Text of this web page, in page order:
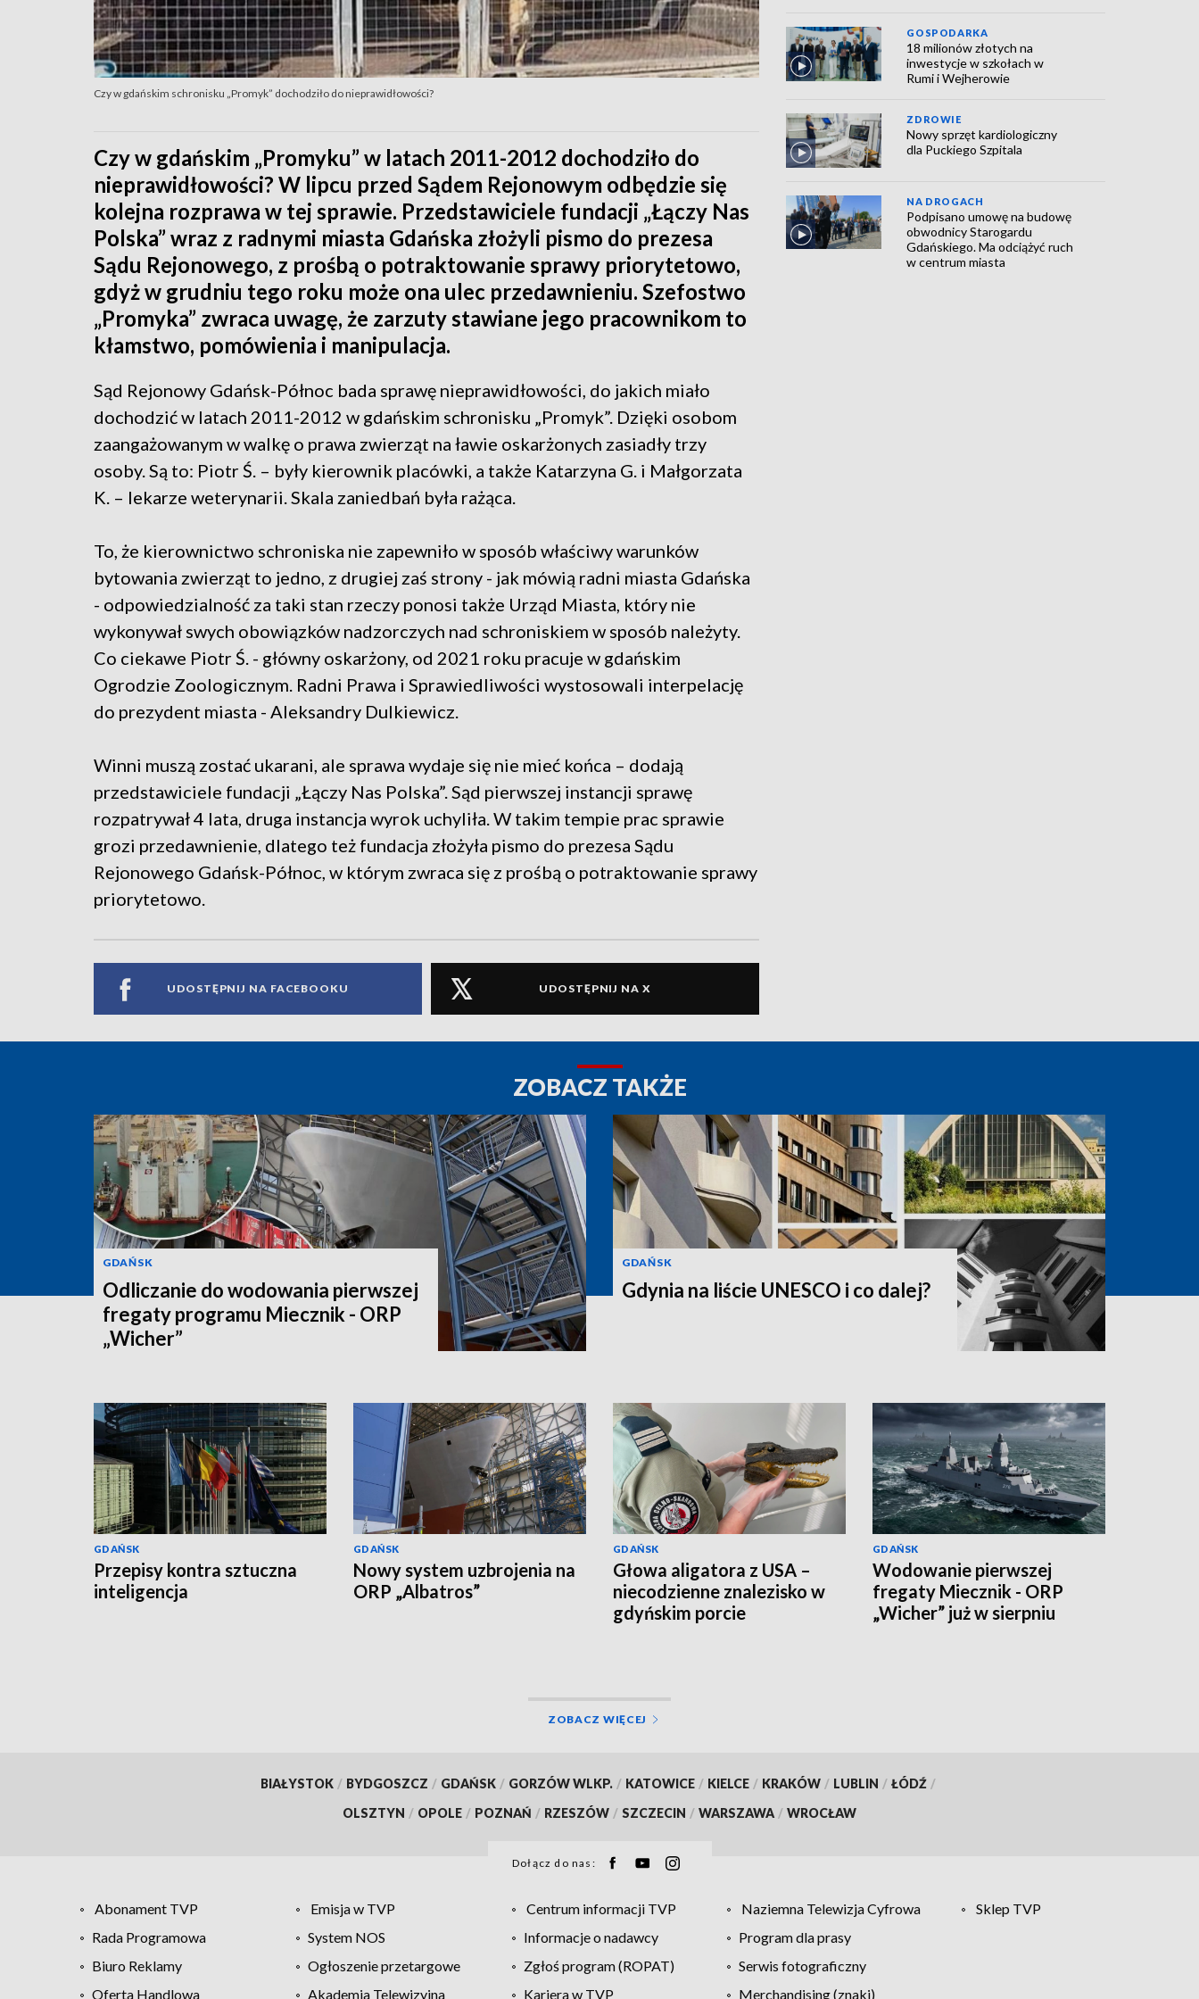
Czy w gdańskim schronisku „Promyk” dochodziło do nieprawidłowości?
Czy w gdańskim „Promyku” w latach 2011-2012 dochodziło do
nieprawidłowości? W lipcu przed Sądem Rejonowym odbędzie się
kolejna rozprawa w tej sprawie. Przedstawiciele fundacji „Łączy Nas
Polska” wraz z radnymi miasta Gdańska złożyli pismo do prezesa
Sądu Rejonowego, z prośbą o potraktowanie sprawy priorytetowo,
gdyż w grudniu tego roku może ona ulec przedawnieniu. Szefostwo
„Promyka” zwraca uwagę, że zarzuty stawiane jego pracownikom to
kłamstwo, pomówienia i manipulacja.
Sąd Rejonowy Gdańsk-Północ bada sprawę nieprawidłowości, do jakich miało
dochodzić w latach 2011-2012 w gdańskim schronisku „Promyk”. Dzięki osobom
zaangażowanym w walkę o prawa zwierząt na ławie oskarżonych zasiadły trzy
osoby. Są to: Piotr Ś. – były kierownik placówki, a także Katarzyna G. i Małgorzata
K. – lekarze weterynarii. Skala zaniedbań była rażąca.
To, że kierownictwo schroniska nie zapewniło w sposób właściwy warunków
bytowania zwierząt to jedno, z drugiej zaś strony - jak mówią radni miasta Gdańska
- odpowiedzialność za taki stan rzeczy ponosi także Urząd Miasta, który nie
wykonywał swych obowiązków nadzorczych nad schroniskiem w sposób należyty.
Co ciekawe Piotr Ś. - główny oskarżony, od 2021 roku pracuje w gdańskim
Ogrodzie Zoologicznym. Radni Prawa i Sprawiedliwości wystosowali interpelację
do prezydent miasta - Aleksandry Dulkiewicz.
Winni muszą zostać ukarani, ale sprawa wydaje się nie mieć końca – dodają
przedstawiciele fundacji „Łączy Nas Polska”. Sąd pierwszej instancji sprawę
rozpatrywał 4 lata, druga instancja wyrok uchyliła. W takim tempie prac sprawie
grozi przedawnienie, dlatego też fundacja złożyła pismo do prezesa Sądu
Rejonowego Gdańsk-Północ, w którym zwraca się z prośbą o potraktowanie sprawy
priorytetowo.
UDOSTĘPNIJ NA FACEBOOKU UDOSTĘPNIJ NA X
GOSPODARKA
18 milionów złotych na
inwestycje w szkołach w
Rumi i Wejherowie
ZDROWIE
Nowy sprzęt kardiologiczny
dla Puckiego Szpitala
NA DROGACH
Podpisano umowę na budowę
obwodnicy Starogardu
Gdańskiego. Ma odciążyć ruch
w centrum miasta
ZOBACZ TAKŻE
GDAŃSK
Odliczanie do wodowania pierwszej
fregaty programu Miecznik - ORP
„Wicher”
GDAŃSK
Gdynia na liście UNESCO i co dalej?
GDAŃSK
Przepisy kontra sztuczna
inteligencja
GDAŃSK
Nowy system uzbrojenia na
ORP „Albatros”
GDAŃSK
Głowa aligatora z USA –
niecodzienne znalezisko w
gdyńskim porcie
GDAŃSK
Wodowanie pierwszej
fregaty Miecznik - ORP
„Wicher” już w sierpniu
ZOBACZ WIĘCEJ
BIAŁYSTOK / BYDGOSZCZ / GDAŃSK / GORZÓW WLKP. / KATOWICE / KIELCE / KRAKÓW / LUBLIN / ŁÓDŹ /
OLSZTYN / OPOLE / POZNAŃ / RZESZÓW / SZCZECIN / WARSZAWA / WROCŁAW
Dołącz do nas:
Abonament TVP Emisja w TVP Centrum informacji TVP Naziemna Telewizja Cyfrowa
Sklep TVP
Rada Programowa
System NOS Informacje o nadawcy
Program dla prasy
Biuro Reklamy
Ogłoszenie przetargowe Zgłoś program (ROPAT)
Serwis fotograficzny
Oferta Handlowa
Akademia Telewizyjna Kariera w TVP Merchandising (znaki)